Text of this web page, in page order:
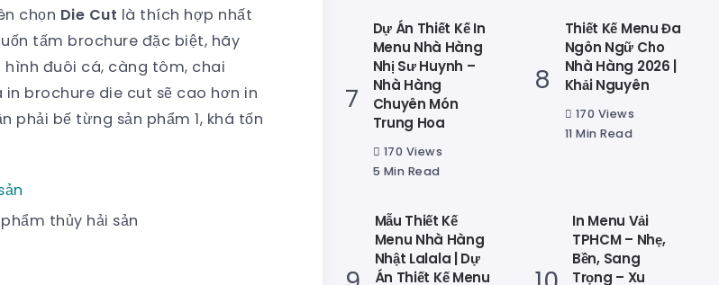
chọn Die Cut là thích hợp nhất
tấm brochure đặc biệt, hãy
đuôi cá, càng tôm, chai
brochure die cut sẽ cao hơn in
phải bế từng sản phẩm 1, khá tốn
thủy hải sản
Dự Án Thiết Kế In
Menu Nhà Hàng
Nhị Sư Huynh –
Nhà Hàng
Chuyên Món
Trung Hoa
170 Views
5 Min Read
Thiết Kế Menu Đa
Ngôn Ngữ Cho
Nhà Hàng 2026 |
Khải Nguyên
170 Views
11 Min Read
Mẫu Thiết Kế
Menu Nhà Hàng
Nhật Lalala | Dự
Án Thiết Kế Menu
In Menu Vải
TPHCM – Nhẹ,
Bền, Sang
Trọng – Xu